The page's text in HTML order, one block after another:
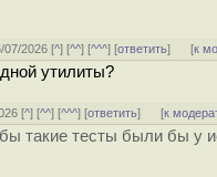
07/2026 [^] [^^] [^^^] [ответить] [к
утилиты?
[^] [^^] [^^^] [ответить] [к
такие тесты были бы у